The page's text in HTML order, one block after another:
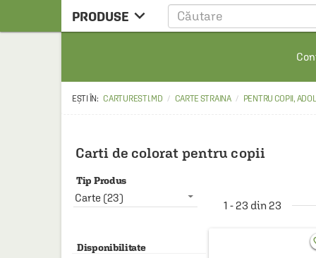
PRODUSE 
CARTE RUSA
MANGA
MUZICA
FILM
CARTURESTI.MD CARTE STRAINA PENTRU COPII,
Carti de colorat pentru copii
Tip Produs
Carte (23)
Disponibilitate
1 - 23 din 23